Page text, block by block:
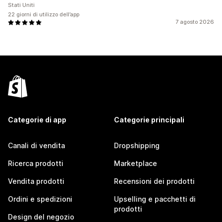
7 agosto 2026
Stati Uniti
22 giorni di utilizzo dell’app
Categorie di app
Canali di vendita
Ricerca prodotti
Vendita prodotti
Ordini e spedizioni
Design del negozio
Categorie principali
Dropshipping
Marketplace
Recensioni dei prodotti
Upselling e pacchetti di
prodotti